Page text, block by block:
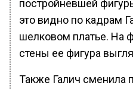
постройневшей
это видно по кадрам
шелковом платье. На
стены ее фигура
Также Галич сменила